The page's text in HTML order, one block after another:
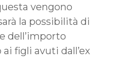
vengono
la possibilità di
dell’importo
figli avuti dall’ex